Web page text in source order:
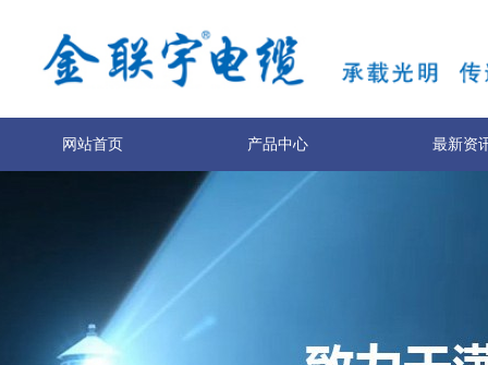
网站首页 产品中心 最新资
技术专利